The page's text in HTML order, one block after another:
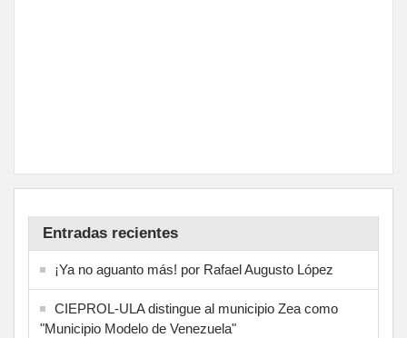
Entradas recientes
¡Ya no aguanto más! por Rafael Augusto López
CIEPROL-ULA distingue al municipio Zea como
"Municipio Modelo de Venezuela"